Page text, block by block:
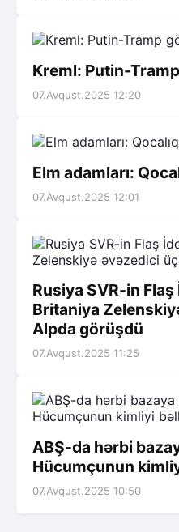
Kreml: Putin-
07.Avqust.2025 12:20
Elm adamları:
07.Avqust.2025 12:01
Rusiya SVR-in Flaş
Britaniya
Alpda görüşdü
07.Avqust.2025 11:25
ABŞ-da hərbi
Hücumçunun
07.Avqust.2025 10:50